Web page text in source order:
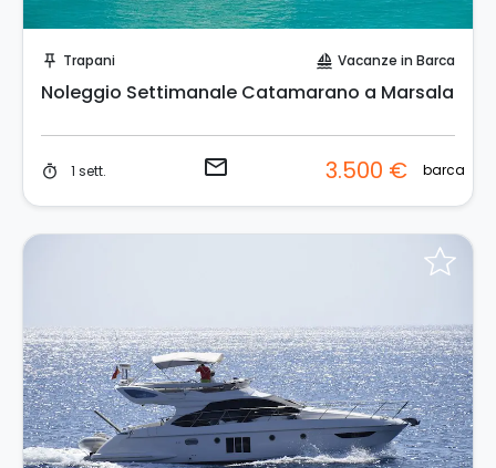
push_pin Trapani sailing Vacanze in Barca
Noleggio Settimanale Catamarano a Marsala
timer 1 sett. email 3.500 € barca